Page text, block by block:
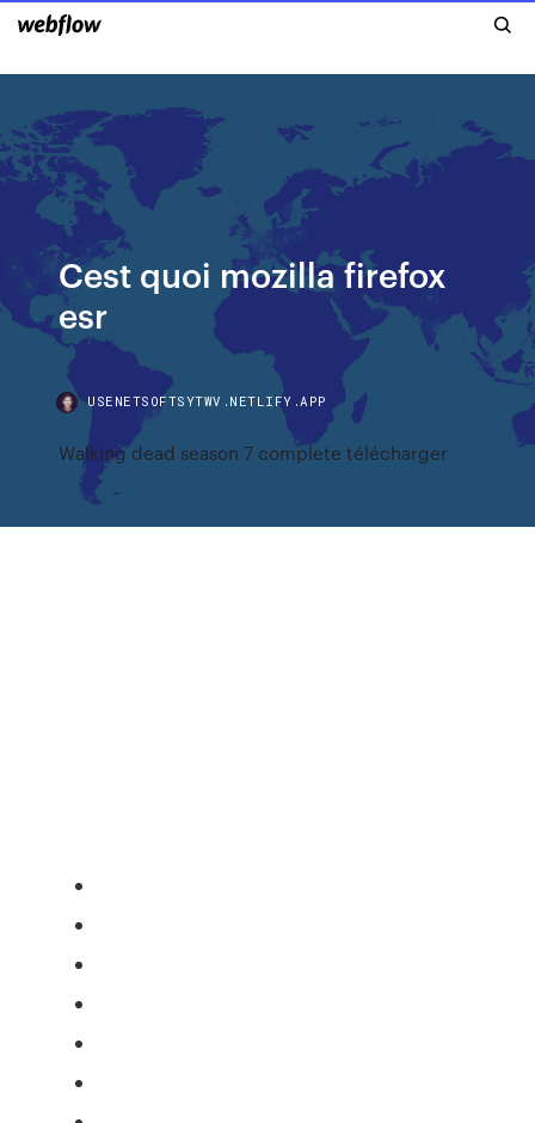
Cest quoi mozilla firefox
esr
USENETSOFTSYTWV.NETLIFY.APP
Walking dead season 7 complete télécharger